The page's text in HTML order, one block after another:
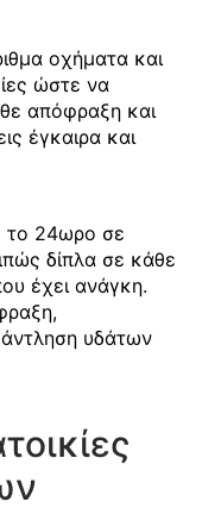
οχήματα και
ώστε να
απόφραξη και
έγκαιρα και
το 24ωρο σε
δίπλα σε κάθε
έχει ανάγκη.
υδάτων